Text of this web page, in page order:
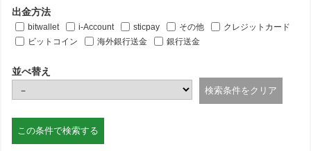
出金方法
bitwallet i-Account sticpay その他
クレジットカード
ビットコイン
海外銀行送金 銀行送金
並べ替え